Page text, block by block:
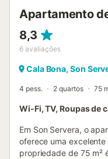
Apartamento
8,3
6 avaliações
Cala Bona, Son
4 pess. 2 quartos 75
Wi-Fi, TV, Roupas de
Em Son Servera, o
oferece uma
propriedade de 75 m²